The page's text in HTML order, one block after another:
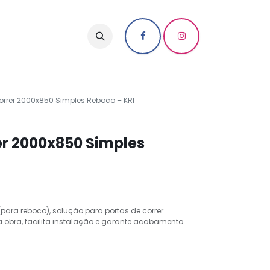
2000x850 Simples Reboco – KRI
2000x850 Simples
reboco), solução para portas de correr
obra, facilita instalação e garante acabamento